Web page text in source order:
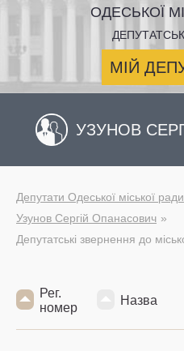
ОДЕСЬКОЇ
МІЙ
УЗУНОВ
Депутати Одеської міської ради
Узунов Сергій Опанасович
Депутатські звернення до
Рег.
номер
Назва